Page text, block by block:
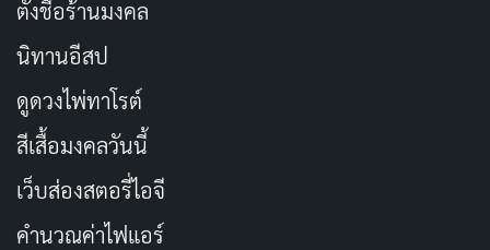
ตั้งชื่อร้านมงคล
นิทานอีสป
ดูดวงไพ่ทาโรต์
สีเสื้อมงคลวันนี้
เว็บส่องสตอรี่ไอจี
คำนวณค่าไฟแอร์